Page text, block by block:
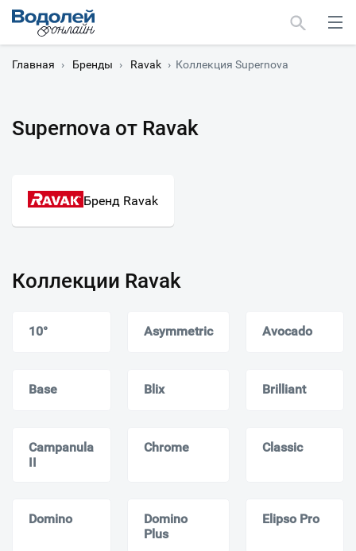
Главная › Бренды › Ravak › Коллекция Supernova
Supernova от Ravak
Бренд Ravak
Коллекции Ravak
10° Asymmetric Avocado
Base Blix Brilliant
Campanula
II
Chrome Classic
Domino
Domino
Plus
Elipso Pro